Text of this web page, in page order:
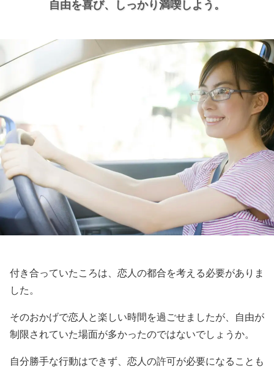
自由を喜び、 しっかり満喫しよう。
付き合っていたころは、恋人の都合を考える必要がありま
した。
そのおかげで恋人と楽しい時間を過ごせましたが、自由が
制限されていた場面が多かったのではないでしょうか。
自分勝手な行動はできず、恋人の許可が必要になることも